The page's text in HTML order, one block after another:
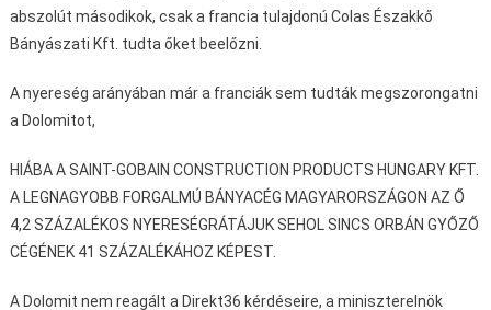
abszolút másodikok, csak a francia tulajdonú Colas Északkő
Bányászati Kft. tudta őket beelőzni.
A nyereség arányában már a franciák sem tudták megszorongatni
a Dolomitot,
HIÁBA A SAINT-GOBAIN CONSTRUCTION PRODUCTS HUNGARY KFT.
A LEGNAGYOBB FORGALMÚ BÁNYACÉG MAGYARORSZÁGON AZ Ő
4,2 SZÁZALÉKOS NYERESÉGRÁTÁJUK SEHOL SINCS ORBÁN GYŐZŐ
CÉGÉNEK 41 SZÁZALÉKÁHOZ KÉPEST.
A Dolomit nem reagált a Direkt36 kérdéseire, a miniszterelnök